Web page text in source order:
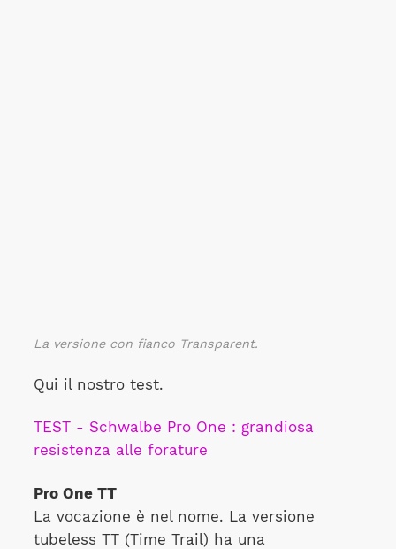
La versione con fianco Transparent.
Qui il nostro test.
TEST - Schwalbe Pro One : grandiosa
resistenza alle forature
Pro One TT
La vocazione è nel nome. La versione
tubeless TT (Time Trail) ha una